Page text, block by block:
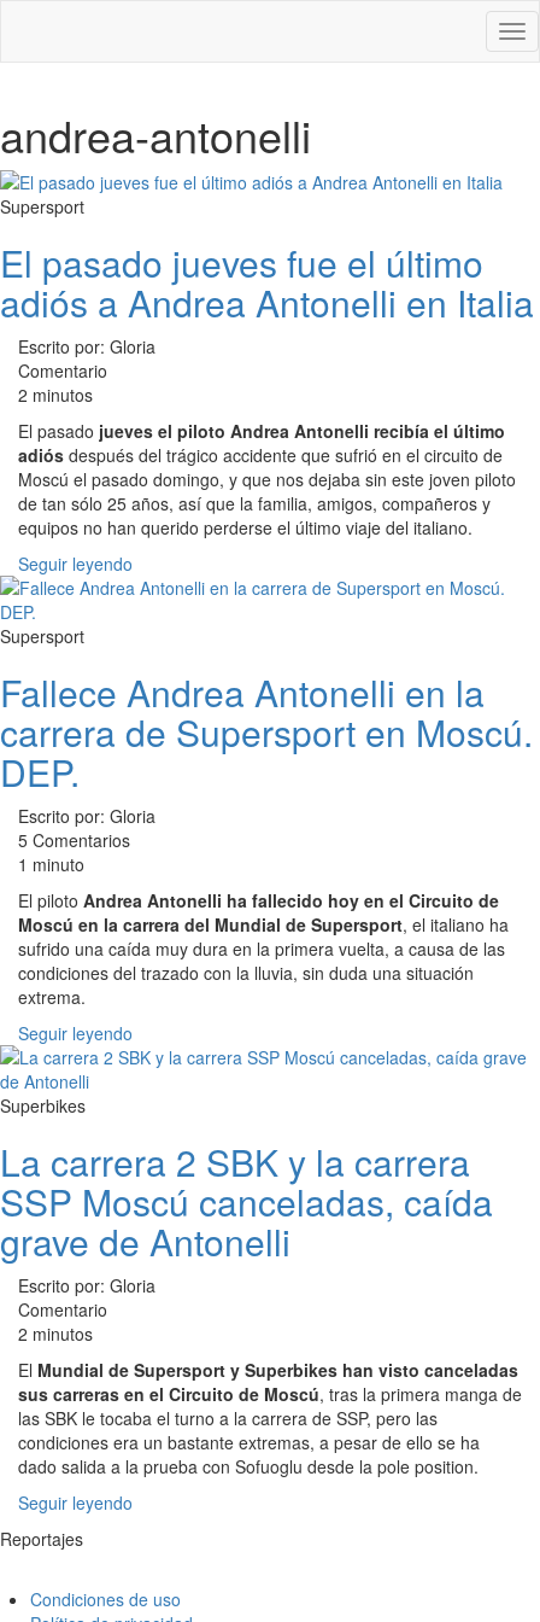
andrea-antonelli
Supersport
El pasado jueves fue el último
adiós a Andrea Antonelli en Italia
Escrito por: Gloria
Comentario
2 minutos
El pasado jueves el piloto Andrea Antonelli recibía el último
adiós después del trágico accidente que sufrió en el circuito de
Moscú el pasado domingo, y que nos dejaba sin este joven piloto
de tan sólo 25 años, así que la familia, amigos, compañeros y
equipos no han querido perderse el último viaje del italiano.
Seguir leyendo
Supersport
Fallece Andrea Antonelli en la
carrera de Supersport en Moscú.
DEP.
Escrito por: Gloria
5 Comentarios
1 minuto
El piloto Andrea Antonelli ha fallecido hoy en el Circuito de
Moscú en la carrera del Mundial de Supersport, el italiano ha
sufrido una caída muy dura en la primera vuelta, a causa de las
condiciones del trazado con la lluvia, sin duda una situación
extrema.
Seguir leyendo
Superbikes
La carrera 2 SBK y la carrera
SSP Moscú canceladas, caída
grave de Antonelli
Escrito por: Gloria
Comentario
2 minutos
El Mundial de Supersport y Superbikes han visto canceladas
sus carreras en el Circuito de Moscú, tras la primera manga de
las SBK le tocaba el turno a la carrera de SSP, pero las
condiciones era un bastante extremas, a pesar de ello se ha
dado salida a la prueba con Sofuoglu desde la pole position.
Seguir leyendo
Reportajes
Condiciones de uso